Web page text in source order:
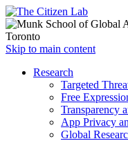
Open
menu
Skip to main content
Close
Research
Targeted
Free
Transparency
App Privacy
Global